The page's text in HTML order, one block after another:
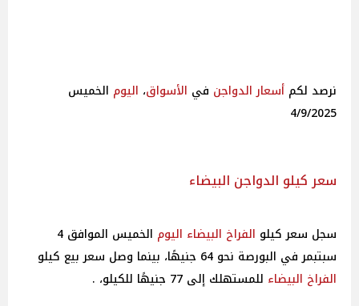
نرصد لكم أسعار الدواجن في الأسواق، اليوم الخميس
4/9/2025
سعر كيلو الدواجن البيضاء
سجل سعر كيلو الفراخ البيضاء اليوم
الخميس الموافق 4
سبتبمر في البورصة نحو 64 جنيهًا، بينما وصل سعر بيع كيلو
الفراخ البيضاء للمستهلك إلى 77 جنيهًا للكيلو، .